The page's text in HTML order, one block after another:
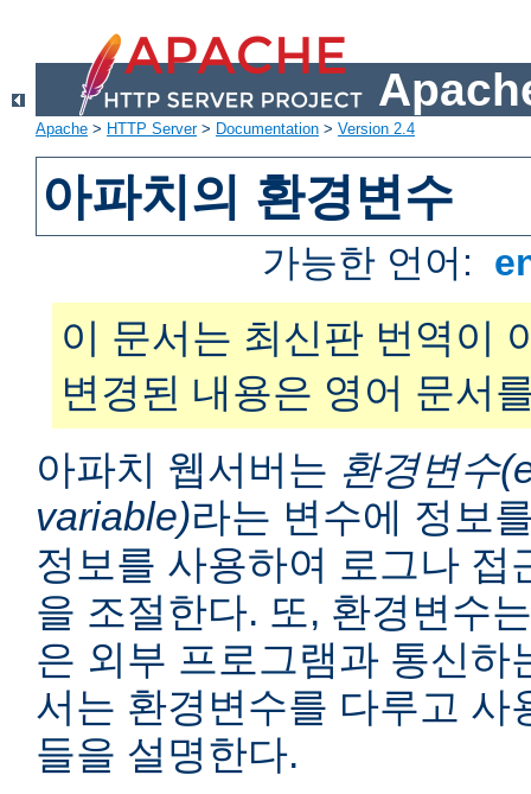
Apache > HTTP Server> Documentation > Version 2.4
아파치의 환경변수
가능한 언어:
이 문서는 최신판 번역이
변경된 내용은 영어 문서
아파치 웹서버는 환경변수
variable)라는 변수에 정보
정보를 사용하여 로그나 접
을 조절한다. 또, 환경변수
은 외부 프로그램과 통신하
서는 환경변수를 다루고 사
들을 설명한다.